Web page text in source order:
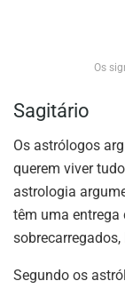
Os
Sagitário
Os astrólogos
querem viver
astrologia
têm uma entrega
Segundo os